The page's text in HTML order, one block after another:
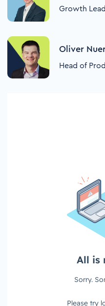
Growth
Oliver
Head of